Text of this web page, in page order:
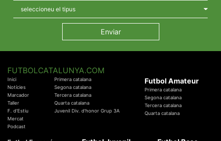
FUTBOLCATALUNYA.COM
Inici
Notícies
Marcador
Taller
F. d'Estiu
Mercat
Podcast
Primera catalana
Segona catalana
Tercera catalana
Quarta catalana
Juvenil Div. d'honor Grup 3A
Futbol Amateur
Primera catalana
Segona catalana
Tercera catalana
Quarta catalana